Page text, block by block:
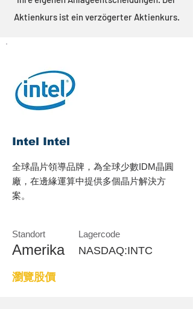
Aktienkurs ist ein verzögerter Aktienkurs.
Intel Intel
全球晶片領導品牌，為全球少數IDM晶圓
廠，在邊緣運算中提供多個晶片解決方
案。
Standort Lagercode
Amerika NASDAQ:INTC
瀏覽股價